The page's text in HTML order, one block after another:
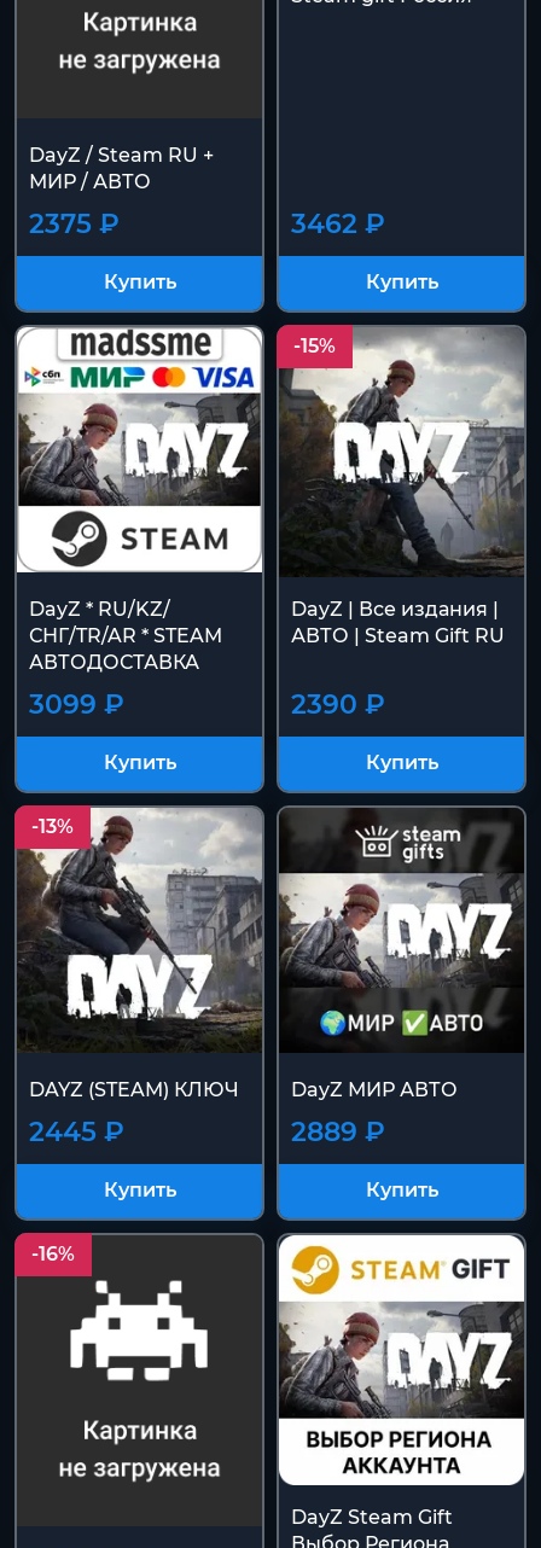
DayZ / Steam RU +
МИР / АВТО
2375 ₽
Купить
3462 ₽
Купить
DayZ * RU/KZ/
СНГ/TR/AR * STEAM
АВТОДОСТАВКА
3099 ₽
Купить
-15%
DayZ | Все издания |
АВТО | Steam Gift RU
2390 ₽
Купить
-13%
DAYZ (STEAM) КЛЮЧ
2445 ₽
Купить
DayZ МИР АВТО
2889 ₽
Купить
-16%
DayZ Steam Gift
Выбор Региона